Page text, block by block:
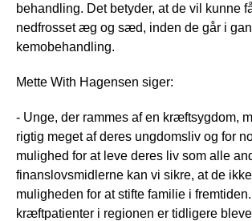
behandling. Det betyder, at de vil kunne
nedfrosset æg og sæd, inden de går i
kemobehandling.
Mette With Hagensen siger:
- Unge, der rammes af en kræftsygdom,
rigtig meget af deres ungdomsliv og for
mulighed for at leve deres liv som alle
finanslovsmidlerne kan vi sikre, at de
muligheden for at stifte familie i
kræftpatienter i regionen er tidligere